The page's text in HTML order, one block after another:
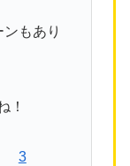
もあり
！
3